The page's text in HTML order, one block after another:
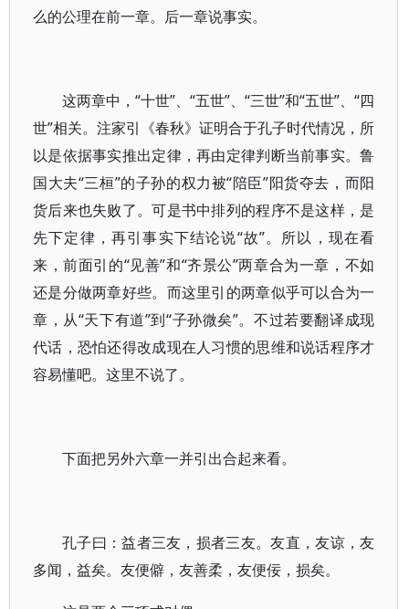
么的公理在前一章。后一章说事实。
这两章中，“十世”、“五世”、“三世”和“五世”、“四
世”相关。注家引《春秋》证明合于孔子时代情况，所
以是依据事实推出定律，再由定律判断当前事实。鲁
国大夫“三桓”的子孙的权力被“陪臣”阳货夺去，而阳
货后来也失败了。可是书中排列的程序不是这样，是
先下定律，再引事实下结论说“故”。所以，现在看
来，前面引的“见善”和“齐景公”两章合为一章，不如
还是分做两章好些。而这里引的两章似乎可以合为一
章，从“天下有道”到“子孙微矣”。不过若要翻译成现
代话，恐怕还得改成现在人习惯的思维和说话程序才
容易懂吧。这里不说了。
下面把另外六章一并引出合起来看。
孔子曰：益者三友，损者三友。友直，友谅，友
多闻，益矣。友便僻，友善柔，友便佞，损矣。